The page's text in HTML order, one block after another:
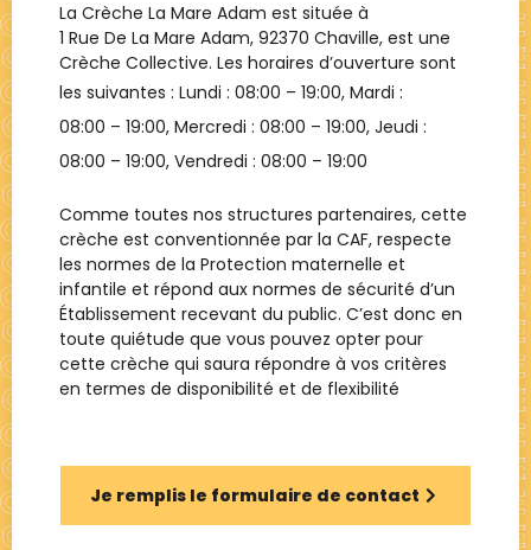
La Crèche La Mare Adam est située à
1 Rue De La Mare Adam, 92370 Chaville, est une
Crèche Collective. Les horaires d’ouverture sont
les suivantes : Lundi : 08:00 – 19:00, Mardi :
08:00 – 19:00, Mercredi : 08:00 – 19:00, Jeudi :
08:00 – 19:00, Vendredi : 08:00 – 19:00
Comme toutes nos structures partenaires, cette
crèche est conventionnée par la CAF, respecte
les normes de la Protection maternelle et
infantile et répond aux normes de sécurité d’un
Établissement recevant du public. C’est donc en
toute quiétude que vous pouvez opter pour
cette crèche qui saura répondre à vos critères
en termes de disponibilité et de flexibilité
Je remplis le formulaire de contact